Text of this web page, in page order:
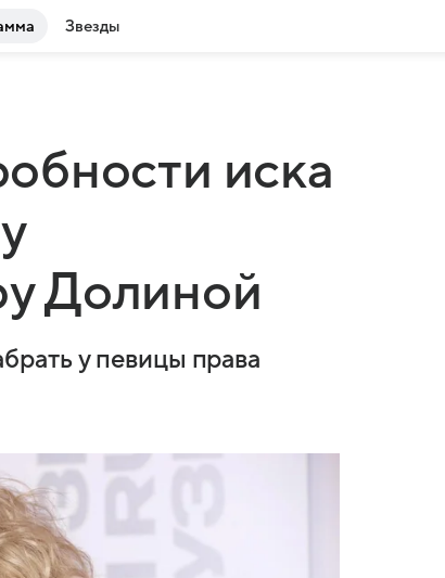
Звезды
иска
Долиной
у певицы права